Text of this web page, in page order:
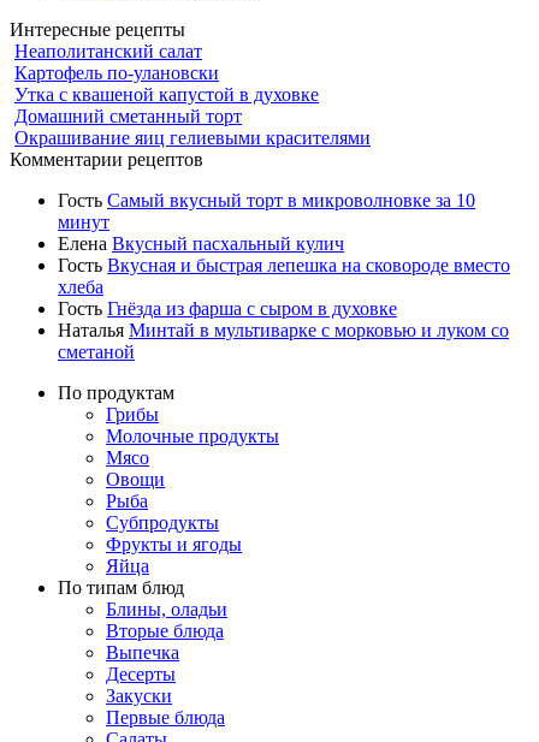
Интересные рецепты
Неаполитанский салат
Картофель по-улановски
Утка с квашеной капустой в духовке
Домашний сметанный торт
Окрашивание яиц гелиевыми красителями
Комментарии рецептов
Гость Самый вкусный торт в микроволновке за 10
минут
Елена Вкусный пасхальный кулич
Гость Вкусная и быстрая лепешка на сковороде вместо
хлеба
Гость Гнёзда из фарша с сыром в духовке
Наталья Минтай в мультиварке с морковью и луком со
сметаной
По продуктам
Грибы
Молочные продукты
Мясо
Овощи
Рыба
Субпродукты
Фрукты и ягоды
Яйца
По типам блюд
Блины, оладьи
Вторые блюда
Выпечка
Десерты
Закуски
Первые блюда